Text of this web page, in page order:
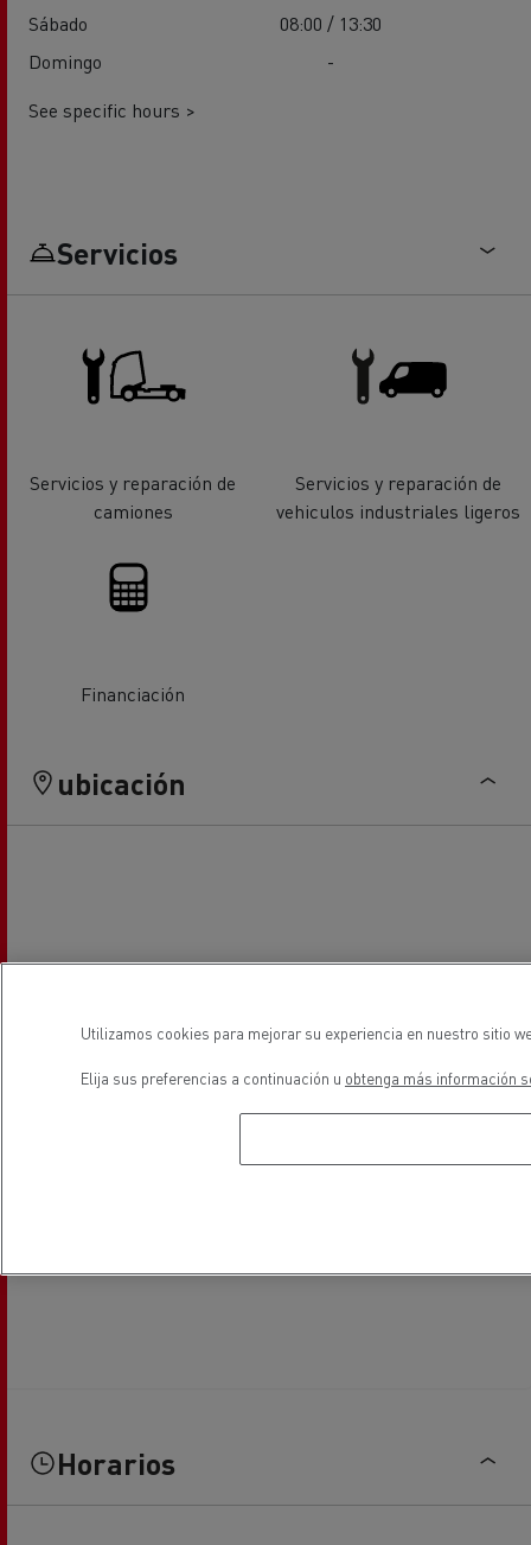
Sábado
08:00 / 13:30
Domingo
-
See specific hours >
Servicios
Servicios y reparación de
camiones
Servicios y reparación de
vehiculos industriales ligeros
Financiación
ubicación
Horarios
Utilizamos cookies para mejorar su experiencia en nuestro sitio
Elija sus preferencias a continuación u obtenga más información